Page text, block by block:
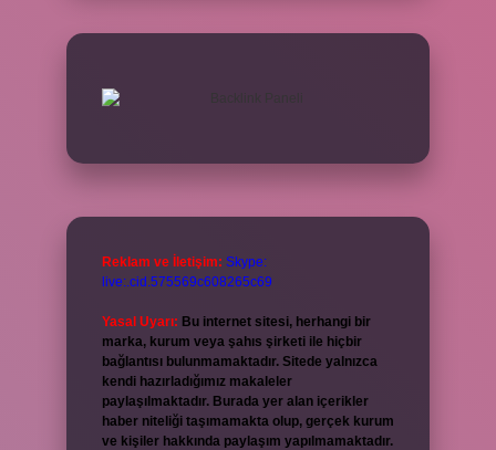
Reklam ve İletişim: Skype:
live:.cid.575569c608265c69
Yasal Uyarı: Bu internet sitesi, herhangi bir
marka, kurum veya şahıs şirketi ile hiçbir
bağlantısı bulunmamaktadır. Sitede yalnızca
kendi hazırladığımız makaleler
paylaşılmaktadır. Burada yer alan içerikler
haber niteliği taşımamakta olup, gerçek kurum
ve kişiler hakkında paylaşım yapılmamaktadır.